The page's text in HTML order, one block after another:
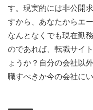
す。現実的には非公開
すから、あなたからエ
なんとなくでも現在勤
のであれば、転職サイ
ょうか？自分の会社以
職すべきか今の会社に